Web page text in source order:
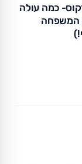
מרקוס- כמה עולה
המשפחה